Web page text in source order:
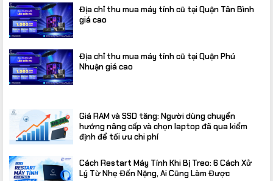
Địa chỉ thu mua máy tính cũ tại Quận Tân Bình
giá cao
Địa chỉ thu mua máy tính cũ tại Quận Phú
Nhuận giá cao
Giá RAM và SSD tăng: Người dùng chuyển
hướng nâng cấp và chọn laptop đã qua kiểm
định để tối ưu chi phí
Cách Restart Máy Tính Khi Bị Treo: 6 Cách Xử
Lý Từ Nhẹ Đến Nặng, Ai Cũng Làm Được